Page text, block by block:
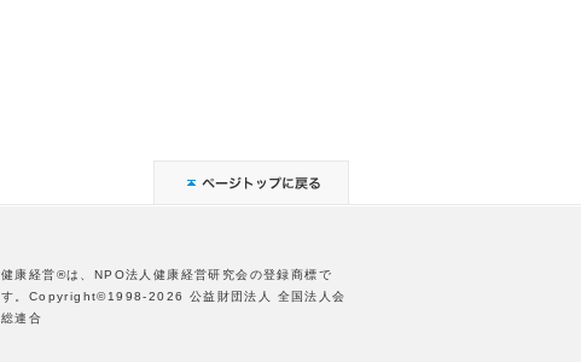
健康経営®は、NPO法人健康経営研究会の登録商標で
す。Copyright©1998-2026 公益財団法人 全国法人会
総連合